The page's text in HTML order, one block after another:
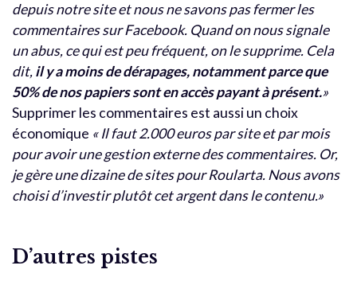
depuis notre site et nous ne savons pas fermer les
commentaires sur Facebook. Quand on nous signale
un abus, ce qui est peu fréquent, on le supprime. Cela
dit,il y a moins de dérapages, notamment parce que
50% de nos papiers sont en accès payant à présent.»
Supprimer les commentaires est aussi un choix
économique « Il faut 2.000 euros par site et par mois
pour avoir une gestion externe des commentaires. Or,
je gère une dizaine de sites pour Roularta. Nous avons
choisi d’investir plutôt cet argent dans le contenu.»
D’autres pistes